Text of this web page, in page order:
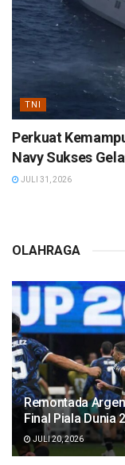
TNI
Perkuat
Navy Sukses
JULI 31, 2026
OLAHRAGA
Remontada
Final Piala Dunia
JULI 20, 2026